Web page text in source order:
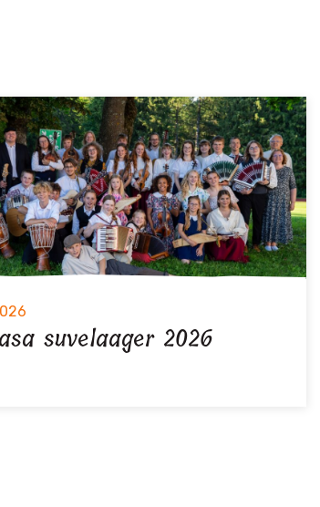
suvelaager 2026